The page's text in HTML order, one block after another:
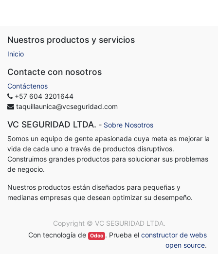
Nuestros productos y servicios
Inicio
Contacte con nosotros
Contáctenos
+57 604 3201644
taquillaunica@vcseguridad.com
VC SEGURIDAD LTDA. - Sobre Nosotros
Somos un equipo de gente apasionada cuya meta es mejorar la
vida de cada uno a través de productos disruptivos.
Construimos grandes productos para solucionar sus problemas
de negocio.
Nuestros productos están diseñados para pequeñas y
medianas empresas que desean optimizar su desempeño.
Copyright © VC SEGURIDAD LTDA.
Con tecnología de
Odoo . Prueba el constructor de webs
open source.